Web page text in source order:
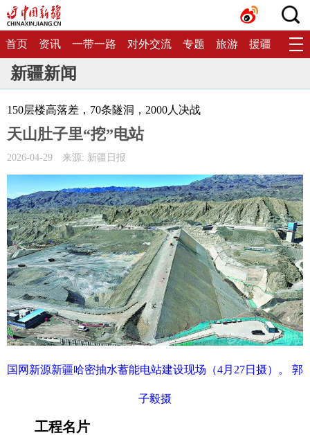
首页 资讯 一带一路 对外交流 专题 旅游 援疆 生态
新疆新闻
150层楼高落差，70条隧洞，2000人决战
天山肚子里“挖”电站
2026-04-29 来源: 新疆日报
国网新源新疆哈密抽水蓄能电站建设现场（4月27日摄）。 郭
子毅摄
工程名片